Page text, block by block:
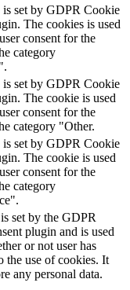
set by GDPR Cookie
The cookies is used
consent for the
category
set by GDPR Cookie
The cookie is used
consent for the
category "Other.
set by GDPR Cookie
The cookie is used
consent for the
category
set by the GDPR
plugin and is used
or not user has
the use of cookies. It
any personal data.